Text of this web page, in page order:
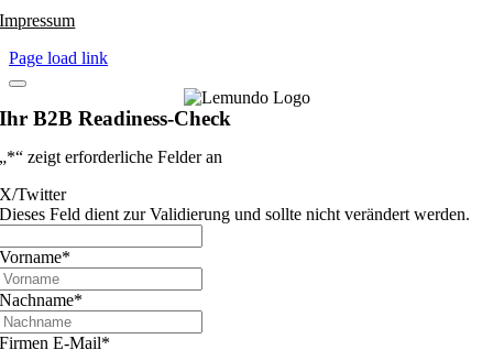
Impressum
Page load link
Ihr B2B Readiness-Check
„*“ zeigt erforderliche Felder an
X/Twitter
Dieses Feld dient zur Validierung und sollte nicht verändert werden.
Vorname*
Nachname*
Firmen E-Mail*